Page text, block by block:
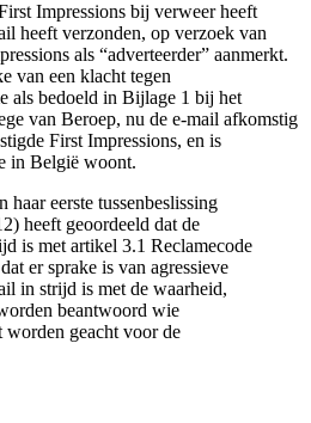
Impressions bij verweer heeft
heeft verzonden, op verzoek van
als “adverteerder” aanmerkt.
van een klacht tegen
als bedoeld in Bijlage 1 bij het
van Beroep, nu de e-mail afkomstig
First Impressions, en is
in België woont.
haar eerste tussenbeslissing
heeft geoordeeld dat de
is met artikel 3.1 Reclamecode
er sprake is van agressieve
in strijd is met de waarheid,
beantwoord wie
geacht voor de